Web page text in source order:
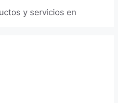
y servicios en